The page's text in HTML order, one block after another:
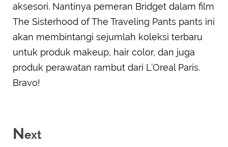
aksesori. Nantinya pemeran Bridget dalam film
The Sisterhood of The Traveling Pants pants ini
akan membintangi sejumlah koleksi terbaru
untuk produk makeup, hair color, dan juga
produk perawatan rambut dari L’Oreal Paris.
Bravo!
Next